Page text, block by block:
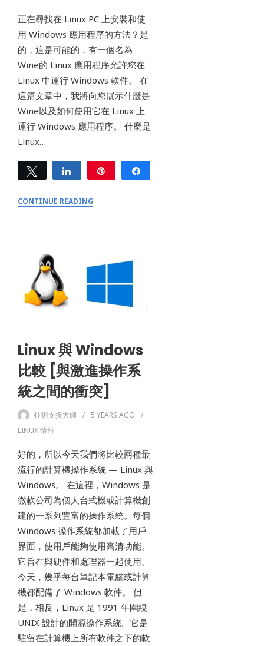
正在尋找在 Linux PC 上安裝和使
用 Windows 應用程序的方法？是
的，這是可能的，有一個名為
Wine的 Linux 應用程序允許您在
Linux 中運行 Windows 軟件。 在
這篇文章中，我將向您展示什麼是
Wine以及如何使用它在 Linux 上
運行 Windows 應用程序。 什麼是
Linux…
Tweet Share
CONTINUE READING
Linux 與 Windows
比較 [與激進操作系
統之間的衝突]
技術支援大師 5 YEARS AGO
LINUX 情報
好的，所以今天我們將比較兩種最
流行的計算機操作系統 — Linux 與
Windows。 在這裡，Windows 是
微軟公司為個人台式機或計算機創
建的一系列豐富的操作系統。每個
Windows 操作系統都加載了用戶
界面，使用戶能夠使用高清功能。
它旨在與硬件和處理器一起使用。
今天，幾乎每台筆記本電腦或計算
機都配備了 Windows 軟件。 但
是，相反，Linux 是 1991 年圍繞
UNIX 設計的開源操作系統。它是
駐留在計算機上所有軟件之下的軟